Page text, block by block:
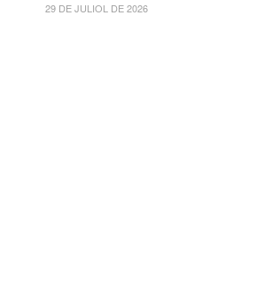
29 DE JULIOL DE 2026